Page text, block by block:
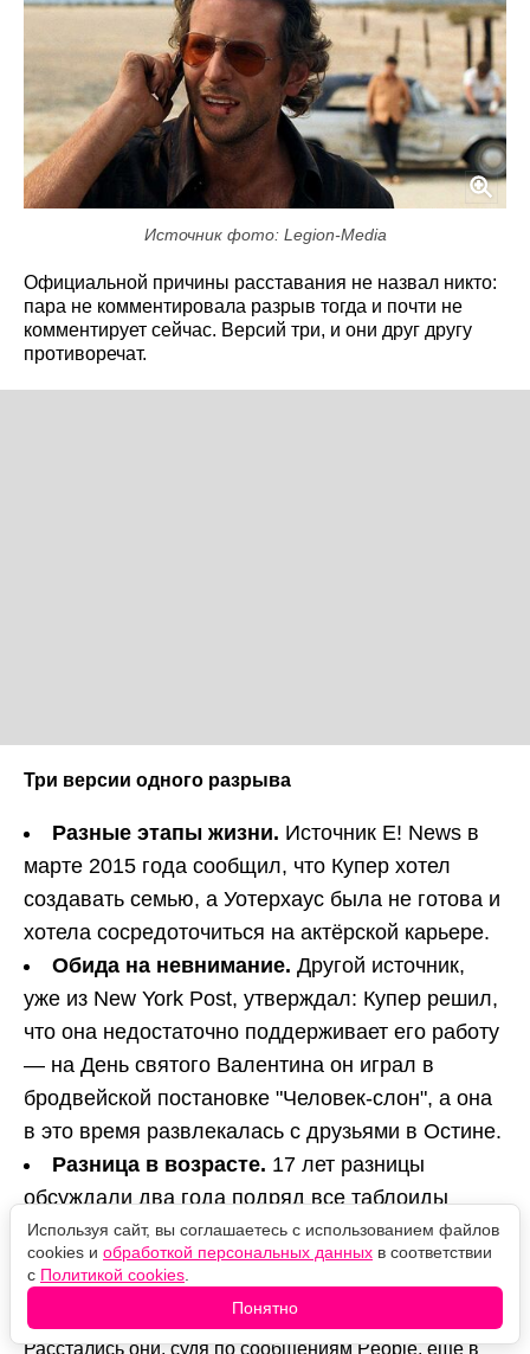
Источник фото: Legion-Media
Официальной причины расставания не назвал никто:
пара не комментировала разрыв тогда и почти не
комментирует сейчас. Версий три, и они друг другу
противоречат.
Три версии одного разрыва
Разные этапы жизни. Источник E! News в
марте 2015 года сообщил, что Купер хотел
создавать семью, а Уотерхаус была не готова и
хотела сосредоточиться на актёрской карьере.
Обида на невнимание. Другой источник,
уже из New York Post, утверждал: Купер решил,
что она недостаточно поддерживает его работу
— на День святого Валентина он играл в
бродвейской постановке "Человек-слон", а она
в это время развлекалась с друзьями в Остине.
Разница в возрасте. 17 лет разницы
обсуждали два года подряд все таблоиды
мира. Отдельная деталь: в том же 2013-м Купер
отрицал роман с 22-летней Дженнифер Лоуренс
фразой о том, что годится ей в отцы.
Расстались они, судя по сообщениям People, ещё в
Используя сайт, вы соглашаетесь с использованием файлов
cookies и обработкой персональных данных в соответствии
с Политикой cookies
Понятно